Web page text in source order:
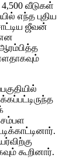
வீடுகள்
எந்த புதிய
ஜீவன்
கூறினார்.